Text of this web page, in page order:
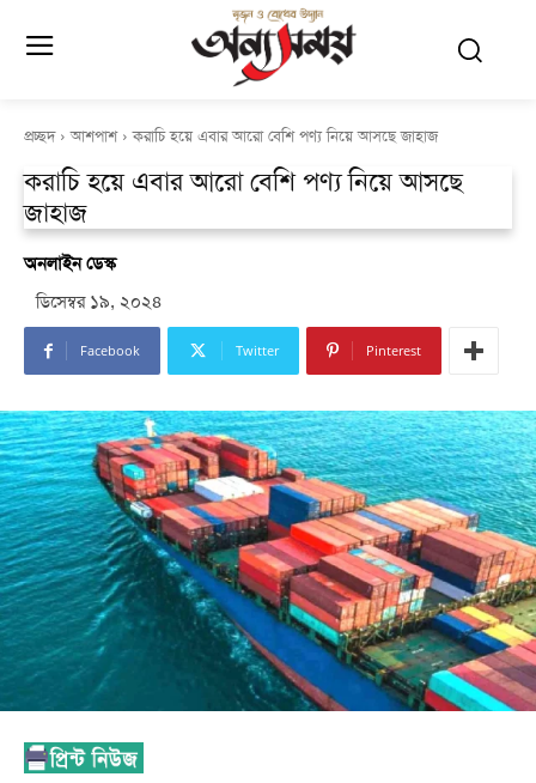
প্রচ্ছদ আশপাশ করাচি হয়ে এবার আরো বেশি পণ্য নিয়ে আসছে জাহাজ
করাচি হয়ে এবার আরো বেশি পণ্য নিয়ে আসছে
জাহাজ
অনলাইন ডেস্ক
ডিসেম্বর ১৯, ২০২৪
Facebook Twitter Pinterest